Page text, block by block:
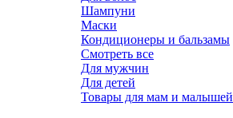
Шампуни
Маски
Кондиционеры и бальзамы
Смотреть все
Для мужчин
Для детей
Товары для мам и малышей